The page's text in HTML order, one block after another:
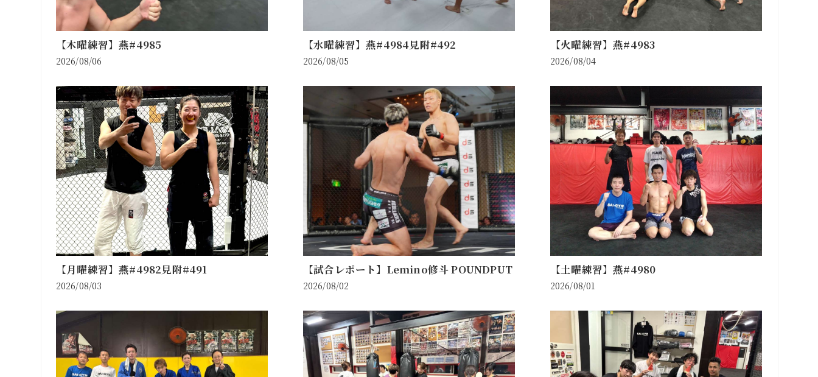
【木曜練習】燕#4985
2026/08/06
【水曜練習】燕#4984見附#492
2026/08/05
【火曜練習】燕#4983
2026/08/04
【月曜練習】燕#4982見附#491
2026/08/03
【試合レポート】Lemino修斗 POUNDPUT
2026/08/02
【土曜練習】燕#4980
2026/08/01